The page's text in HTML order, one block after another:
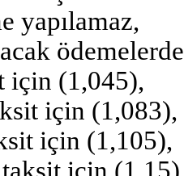
yapılamaz,
için (1,045),
için (1,083),
için (1,105),
için